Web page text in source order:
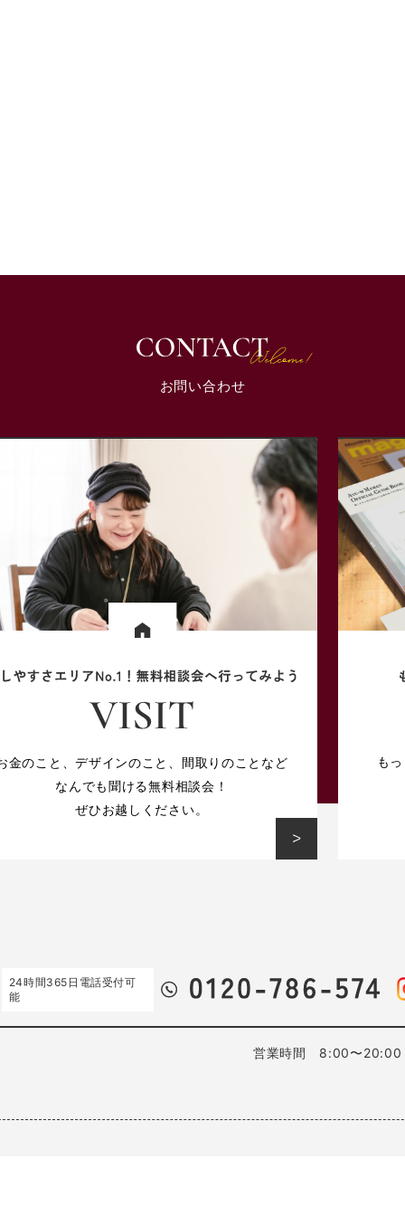
お問い合わせ
金のこと、デザインのこと、 間取りのことなど
なんでも聞ける無料相談会！
ぜひお越しください。
も
24時間365日電話受付可
能
営業時間 8:00〜20:00